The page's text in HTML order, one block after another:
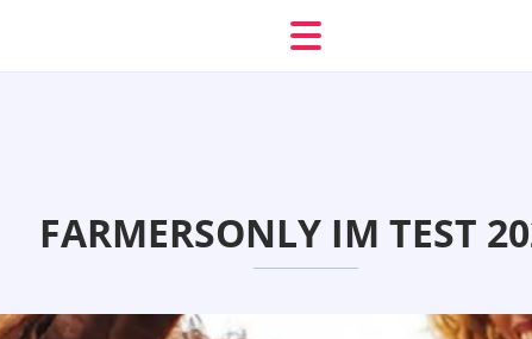
FARMERSONLY IM TEST